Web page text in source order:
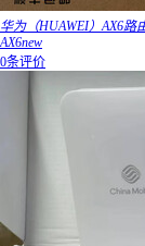
华为（HUAWEI）AX6路
AX6new
0条评价